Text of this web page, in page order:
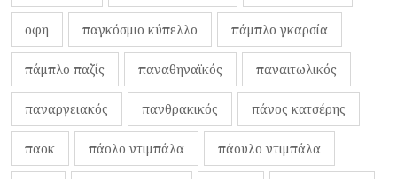
οφη παγκόσμιο κύπελλο πάμπλο γκαρσία
πάμπλο παζίς παναθηναϊκός παναιτωλικός
παναργειακός πανθρακικός πάνος κατσέρης
παοκ πάολο ντιμπάλα πάουλο ντιμπάλα